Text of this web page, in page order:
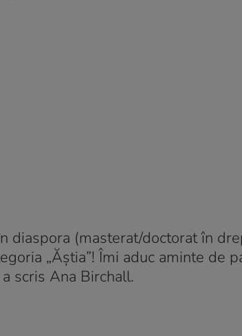
diaspora (masterat/doctorat în
„Ăștia”! Îmi aduc aminte de
scris Ana Birchall.